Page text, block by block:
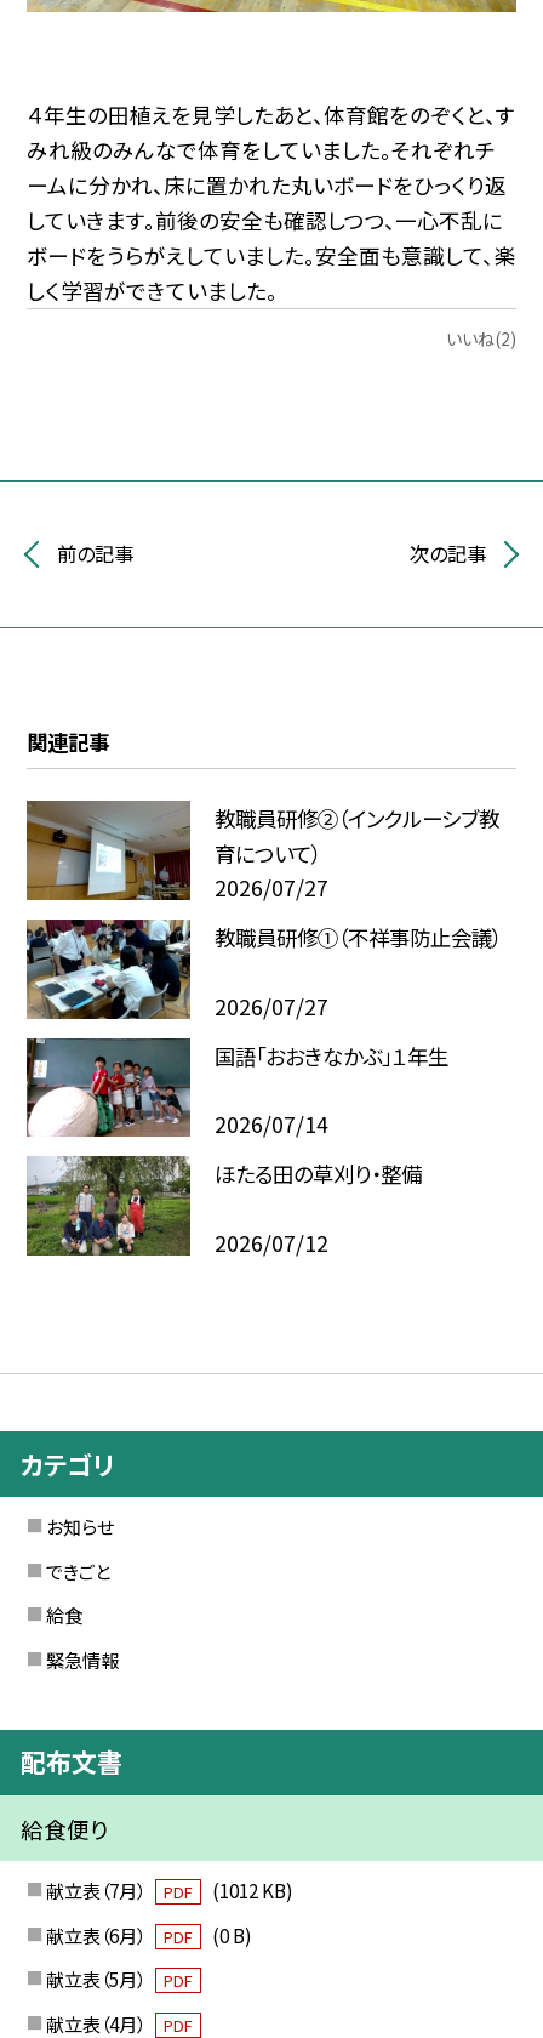
４年生の田植えを見学したあと、体育館をのぞくと、す
みれ級のみんなで体育をしていました。それぞれチ
ームに分かれ、床に置かれた丸いボードをひっくり返
していきます。前後の安全も確認しつつ、一心不乱に
ボードをうらがえしていました。安全面も意識して、楽
しく学習ができていました。
いいね(2)
前の記事 次の記事
関連記事
教職員研修②（インクルーシブ教
育について）
2026/07/27
教職員研修①（不祥事防止会議）
2026/07/27
国語「おおきなかぶ」１年生
2026/07/14
ほたる田の草刈り・整備
2026/07/12
カテゴリ
お知らせ
できごと
給食
緊急情報
配布文書
給食便り
献立表（7月） PDF
(1012 KB)
献立表（6月）
PDF
(0 B)
献立表（5月）
PDF
献立表（4月） PDF